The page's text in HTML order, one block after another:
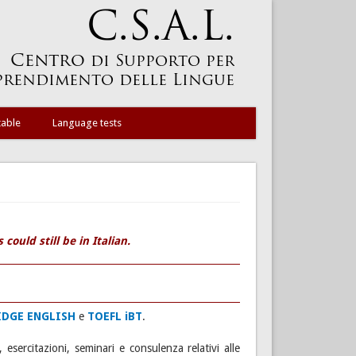
Language tests
could still be in Italian.
ENGLISH e TOEFL iBT.
seminari e consulenza relativi alle